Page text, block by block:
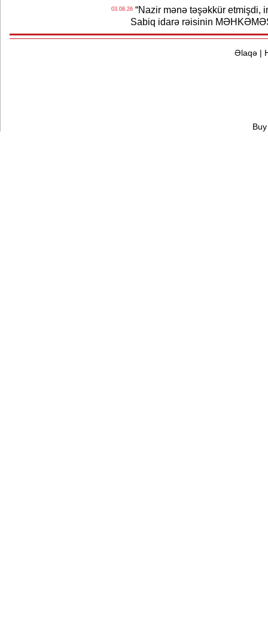
03.08.26“Nazir mənə təşəkkür etmişdi,
Sabiq idarə rəisinin
Əlaqə|